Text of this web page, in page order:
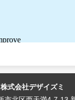
株式会社デザイズミ